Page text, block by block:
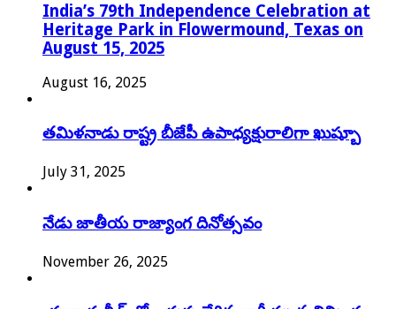
India’s 79th Independence Celebration at
Heritage Park in Flowermound, Texas on
August 15, 2025
August 16, 2025
తమిళనాడు రాష్ట్ర బీజేపీ ఉపాధ్యక్షురాలిగా ఖుష్బూ
July 31, 2025
నేడు జాతీయ రాజ్యాంగ దినోత్సవం
November 26, 2025